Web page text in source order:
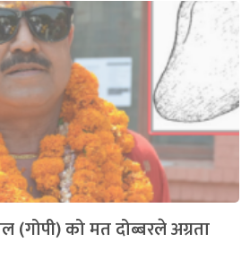
(गोपी) को मत दोब्बरले अग्रता